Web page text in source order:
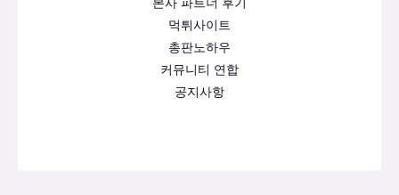
본사 파트너 후기
먹튀사이트
총판노하우
커뮤니티 연합
공지사항